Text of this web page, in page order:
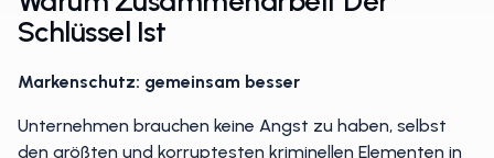
Warum Zusammenarbeit Der
Schlüssel Ist
Markenschutz: gemeinsam besser
Unternehmen brauchen keine Angst zu haben, selbst